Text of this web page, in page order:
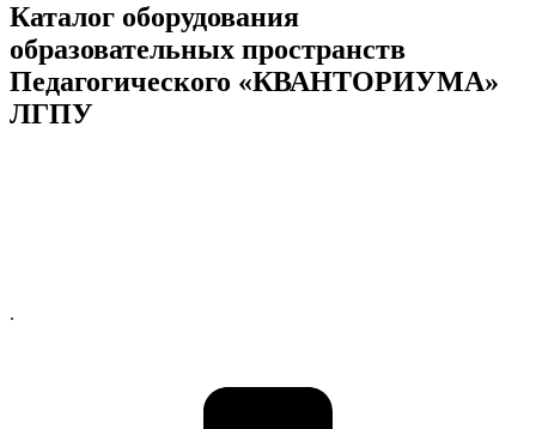
Каталог оборудования
образовательных пространств
Педагогического «КВАНТОРИУМА»
ЛГПУ
.